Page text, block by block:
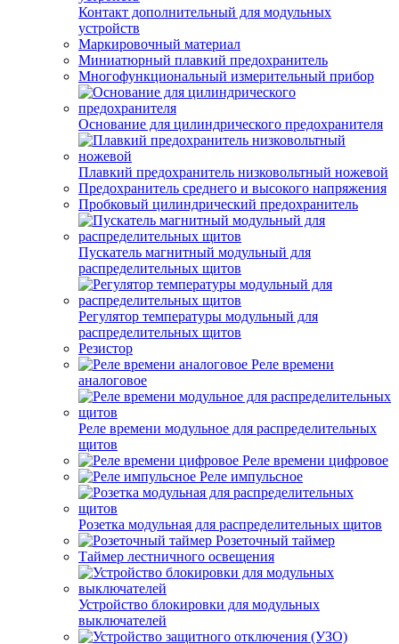
Контакт дополнительный для модульных
устройств
Маркировочный материал
Миниатюрный плавкий предохранитель
Многофункциональный измерительный прибор
Основание для цилиндрического предохранителя
Плавкий предохранитель низковольтный ножевой
Предохранитель среднего и высокого напряжения
Пробковый цилиндрический предохранитель
Пускатель магнитный модульный для
распределительных щитов
Регулятор температуры модульный для
распределительных щитов
Резистор
Реле времени
аналоговое
Реле времени модульное для распределительных
щитов
Реле времени цифровое
Реле импульсное
Розетка модульная для распределительных щитов
Розеточный таймер
Таймер лестничного освещения
Устройство блокировки для модульных
выключателей